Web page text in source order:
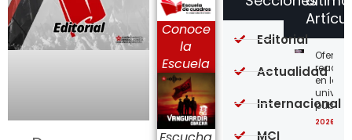
Conoce
la
Escuela
en las
2026-
Editorial
Actualidad
Internacional
MCI